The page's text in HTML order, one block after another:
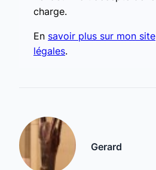
charge.
En savoir plus sur mon site
légales.
Gerard